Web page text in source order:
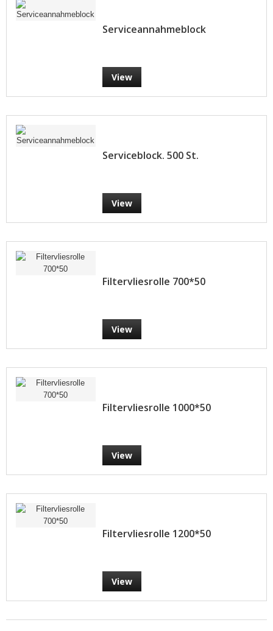
Serviceannahmeblock
View
Serviceblock. 500 St.
View
Filtervliesrolle 700*50
View
Filtervliesrolle 1000*50
View
Filtervliesrolle 1200*50
View